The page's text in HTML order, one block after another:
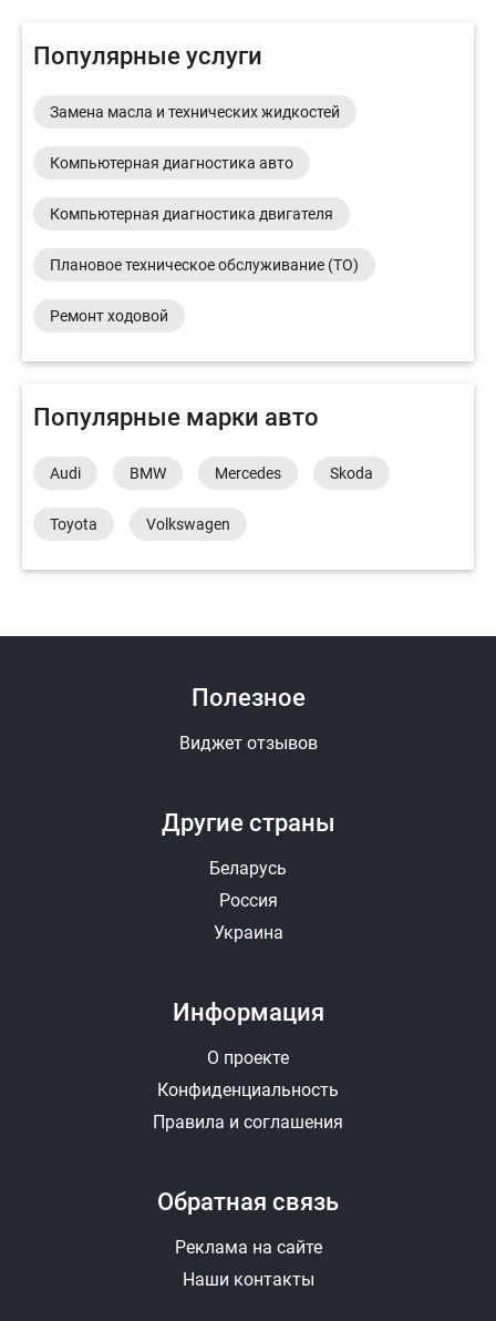
Популярные услуги
Замена масла и технических жидкостей
Компьютерная диагностика авто
Компьютерная диагностика двигателя
Плановое техническое обслуживание (ТО)
Ремонт ходовой
Популярные марки авто
Audi BMW Mercedes Skoda
Toyota Volkswagen
Другие страны
Беларусь
Россия
Украина
Полезное
Виджет отзывов
Информация
О проекте
Конфиденциальность
Правила и соглашения
Обратная связь
Реклама на сайте
Наши контакты